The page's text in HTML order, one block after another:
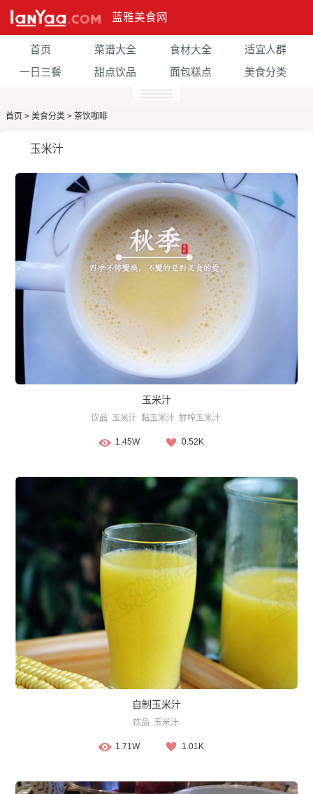
蓝雅美食网
首页 菜谱大全 食材大全
适宜人群
一日三餐
甜点饮品 面包糕点 美食分类
首页 > 美食分类 > 茶饮咖啡
玉米汁
玉米汁
饮品 玉米汁 黏玉米汁 鲜榨玉米汁
1.45W 0.52K
自制玉米汁
饮品 玉米汁
1.71W 1.01K